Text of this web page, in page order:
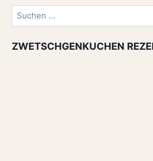
Suchen
nach:
ZWETSCHGENKUCHEN